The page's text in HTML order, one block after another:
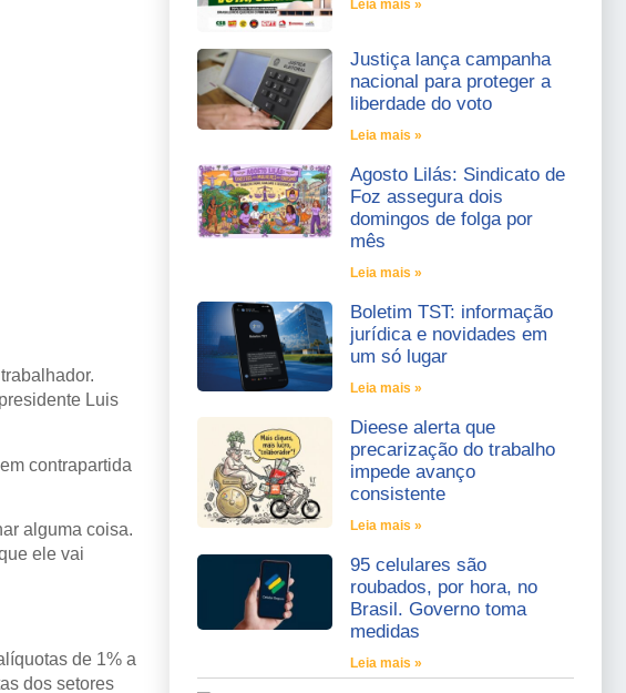
Luis
contrapartida
alguma coisa.
ele vai
de 1% a
dos setores
Leia mais »
Justiça lança campanha
nacional para proteger a
liberdade do voto
Leia mais »
Agosto Lilás: Sindicato de
Foz assegura dois
domingos de folga por
mês
Leia mais »
Boletim TST: informação
jurídica e novidades em
um só lugar
Leia mais »
Dieese alerta que
precarização do trabalho
impede avanço
consistente
Leia mais »
95 celulares são
roubados, por hora, no
Brasil. Governo toma
medidas
Leia mais »